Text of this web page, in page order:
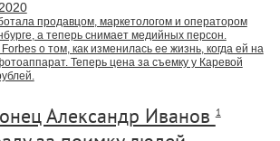
продавцом, маркетологом и оператором
а теперь снимает медийных персон.
о том, как изменилась ее жизнь, когда ей на
Теперь цена за съемку у Каревой
Александр Иванов1